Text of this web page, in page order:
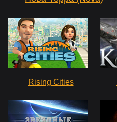
Rising Cities